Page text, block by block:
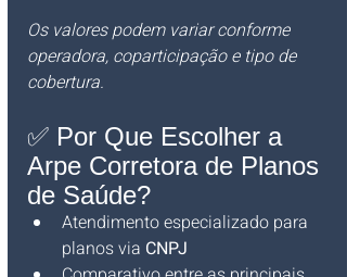
Os valores podem variar conforme
operadora, coparticipação e tipo de
cobertura.
✅ Por Que Escolher a
Arpe Corretora de Planos
de Saúde?
Atendimento especializado para
planos via CNPJ